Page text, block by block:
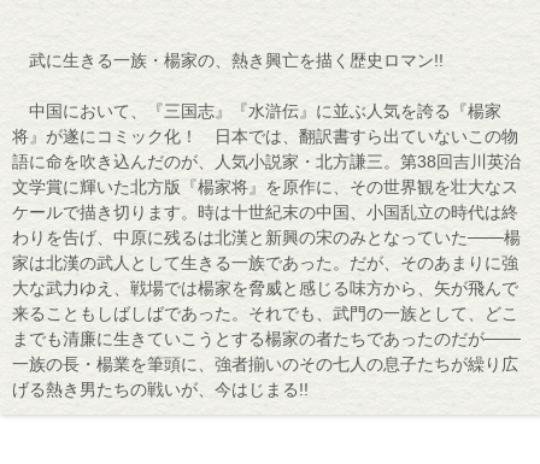
武に生きる一族・楊家の、熱き興亡を描く歴史ロマン!!
中国において、『三国志』『水滸伝』に並ぶ人気を誇る『楊家
将』が遂にコミック化！ 日本では、翻訳書すら出ていないこの物
語に命を吹き込んだのが、人気小説家・北方謙三。第38回吉川英治
文学賞に輝いた北方版『楊家将』を原作に、その世界観を壮大なス
ケールで描き切ります。時は十世紀末の中国、小国乱立の時代は終
わりを告げ、中原に残るは北漢と新興の宋のみとなっていた───楊
家は北漢の武人として生きる一族であった。だが、そのあまりに強
大な武力ゆえ、戦場では楊家を脅威と感じる味方から、矢が飛んで
来ることもしばしばであった。それでも、武門の一族として、どこ
までも清廉に生きていこうとする楊家の者たちであったのだが───
一族の長・楊業を筆頭に、強者揃いのその七人の息子たちが繰り広
げる熱き男たちの戦いが、今はじまる!!